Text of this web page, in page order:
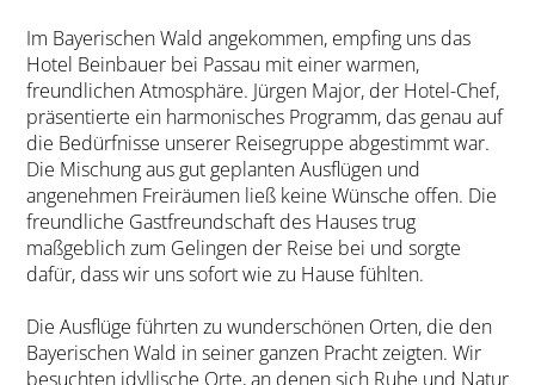
Im Bayerischen Wald angekommen, empfing uns das
Hotel Beinbauer bei Passau mit einer warmen,
freundlichen Atmosphäre. Jürgen Major, der Hotel-Chef,
präsentierte ein harmonisches Programm, das genau auf
die Bedürfnisse unserer Reisegruppe abgestimmt war.
Die Mischung aus gut geplanten Ausflügen und
angenehmen Freiräumen ließ keine Wünsche offen. Die
freundliche Gastfreundschaft des Hauses trug
maßgeblich zum Gelingen der Reise bei und sorgte
dafür, dass wir uns sofort wie zu Hause fühlten.
Die Ausflüge führten zu wunderschönen Orten, die den
Bayerischen Wald in seiner ganzen Pracht zeigten. Wir
besuchten idyllische Orte, an denen sich Ruhe und Natur